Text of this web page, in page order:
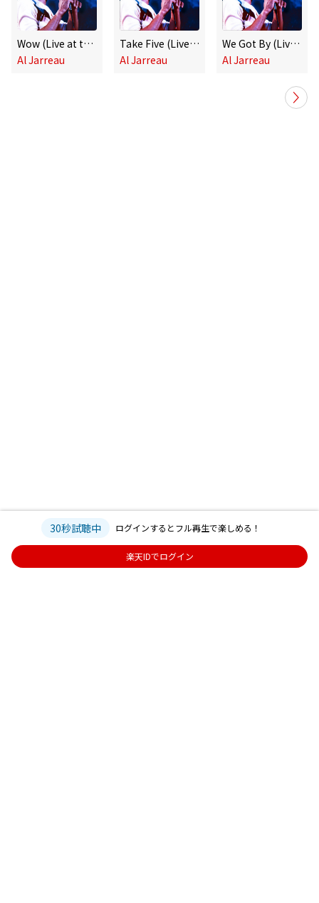
Wow (Live at the Childe Harold)
Al Jarreau
Take Five (Live at the Childe Harold, August 1976)
Al Jarreau
We Got By (Live at the Childe Harold, August 1976)
Al Jarreau
30秒試聴中 ログインするとフル再生で楽しめる！
楽天IDでログイン